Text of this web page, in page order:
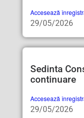
Accesează
29/05/2026
Sedinta
continuare
Accesează
29/05/2026